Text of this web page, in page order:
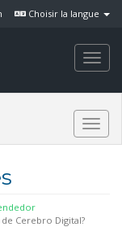
Choisir la langue
Cerebro Digital?